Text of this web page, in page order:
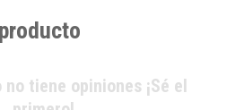
tiene opiniones ¡Sé el